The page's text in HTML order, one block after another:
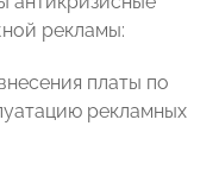
рекламы:
платы по
рекламных